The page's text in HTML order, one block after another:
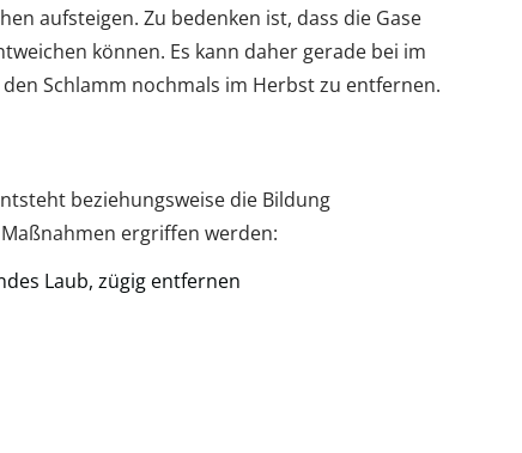
aufsteigen. Zu bedenken ist, dass die Gase
können. Es kann daher gerade bei im
Schlamm nochmals im Herbst zu entfernen.
beziehungsweise die Bildung
ergriffen werden:
Laub, zügig entfernen